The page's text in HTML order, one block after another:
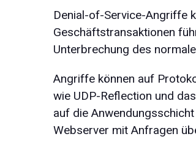
Denial-of-Service-Angriffe
Geschäftstransaktionen
Unterbrechung des
Angriffe können auf
wie UDP-Reflection und
auf die
Webserver mit Anfragen